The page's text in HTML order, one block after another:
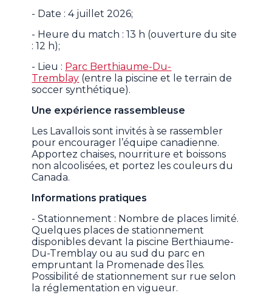
- Date : 4 juillet 2026;
- Heure du match : 13 h (ouverture du site
: 12 h);
- Lieu : Parc Berthiaume-Du-
Tremblay (entre la piscine et le terrain de
soccer synthétique).
Une expérience rassembleuse
Les Lavallois sont invités à se rassembler
pour encourager l’équipe canadienne.
Apportez chaises, nourriture et boissons
non alcoolisées, et portez les couleurs du
Canada.
Informations pratiques
- Stationnement : Nombre de places limité.
Quelques places de stationnement
disponibles devant la piscine Berthiaume-
Du-Tremblay ou au sud du parc en
empruntant la Promenade des îles.
Possibilité de stationnement sur rue selon
la réglementation en vigueur.